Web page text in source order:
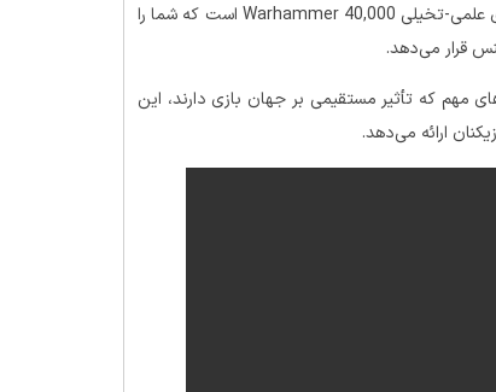
Warhammer 40,000: Rogue Trader یک بازی تجربه‌ای در دنیای فضای علمی-تخیلی Warhammer 40,000 است که شما را
قرار می‌دهد.
مهم که تأثیر مستقیمی بر جهان بازی دارند، این